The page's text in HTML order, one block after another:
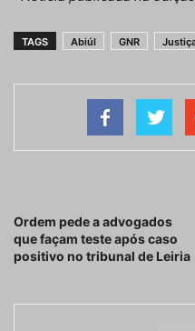
TAGS Abiúl GNR
Ordem pede a advogados
que façam teste após caso
positivo no tribunal de Leiria